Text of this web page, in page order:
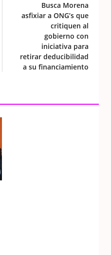
Busca Morena
asfixiar a ONG’s que
critiquen al
gobierno con
iniciativa para
retirar deducibilidad
a su financiamiento